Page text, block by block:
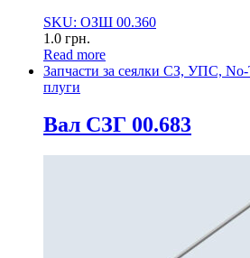
SKU: ОЗШ 00.360
1.0 грн.
Read more
Запчасти за сеялки СЗ, УПС,
плуги
Вал СЗГ 00.683